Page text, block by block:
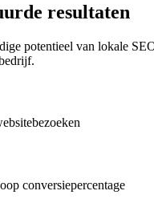
resultaten
potentieel van lokale
conversiepercentage